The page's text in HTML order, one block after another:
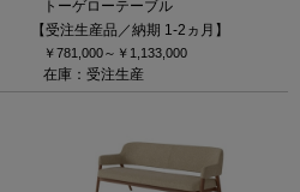
トーゲローテーブル
【受注生産品／納期 1-2ヵ月】
￥781,000～ ￥1,133,000
在庫：受注生産